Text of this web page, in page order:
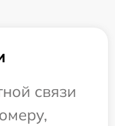
связи